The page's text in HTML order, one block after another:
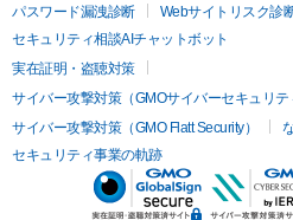
パスワード漏洩診断
Webサイトリスク診
セキュリティ相談AIチャットボット
実在証明・盗聴対策
サイバー攻撃対策（GMOサイバーセキュリテ
サイバー攻撃対策（GMO Flatt Security）
セキュリティ事業の軌跡